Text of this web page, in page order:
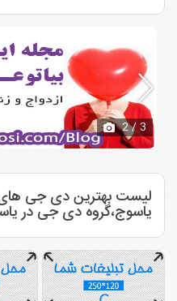
2/ 3
لیست بهترین دی جی
یاسوج،گروه دی جی در